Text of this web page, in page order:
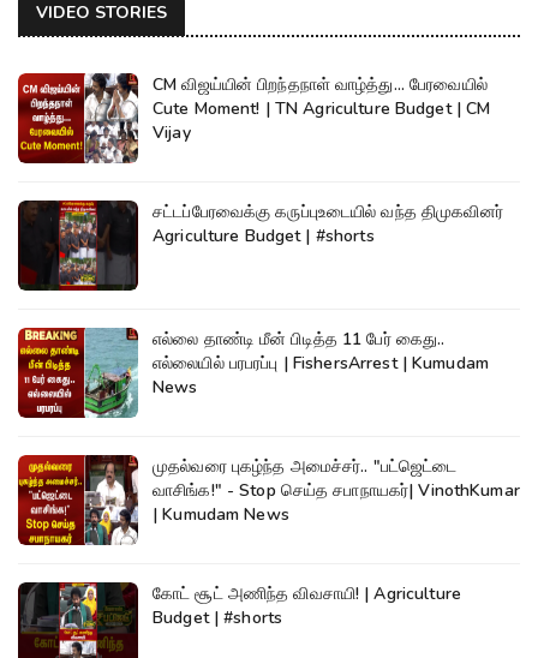
VIDEO STORIES
CM விஜய்யின் பிறந்தநாள் வாழ்த்து... பேரவையில்
Cute Moment! | TN Agriculture Budget | CM
Vijay
சட்டப்பேரவைக்கு கருப்புஉடையில் வந்த திமுகவினர்
Agriculture Budget | #shorts
எல்லை தாண்டி மீன் பிடித்த 11 பேர் கைது..
எல்லையில் பரபரப்பு | FishersArrest | Kumudam
News
முதல்வரை புகழ்ந்த அமைச்சர்.. "பட்ஜெட்டை
வாசிங்க!" - Stop செய்த சபாநாயகர்| VinothKumar
| Kumudam News
கோட் சூட் அணிந்த விவசாயி! | Agriculture
Budget | #shorts